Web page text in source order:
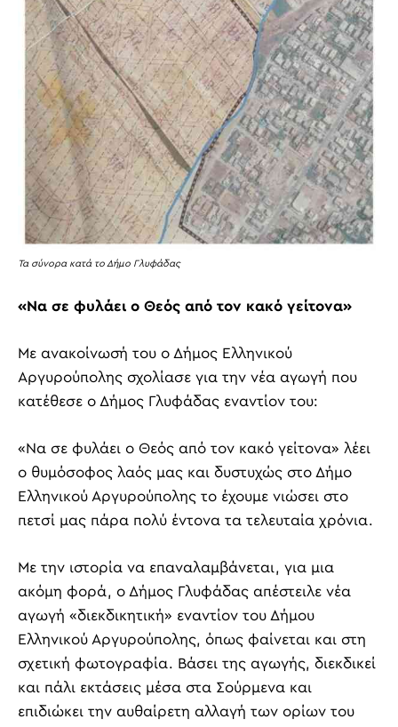
Τα σύνορα κατά το Δήμο Γλυφάδας
«Να σε φυλάει ο Θεός από τον κακό γείτονα»
Με ανακοίνωσή του ο Δήμος Ελληνικού
Αργυρούπολης σχολίασε για την νέα αγωγή που
κατέθεσε ο Δήμος Γλυφάδας εναντίον του:
«Να σε φυλάει ο Θεός από τον κακό γείτονα» λέει
ο θυμόσοφος λαός μας και δυστυχώς στο Δήμο
Ελληνικού Αργυρούπολης το έχουμε νιώσει στο
πετσί μας πάρα πολύ έντονα τα τελευταία χρόνια.
Με την ιστορία να επαναλαμβάνεται, για μια
ακόμη φορά, ο Δήμος Γλυφάδας απέστειλε νέα
αγωγή «διεκδικητική» εναντίον του Δήμου
Ελληνικού Αργυρούπολης, όπως φαίνεται και στη
σχετική φωτογραφία. Βάσει της αγωγής, διεκδικεί
και πάλι εκτάσεις μέσα στα Σούρμενα και
επιδιώκει την αυθαίρετη αλλαγή των ορίων του